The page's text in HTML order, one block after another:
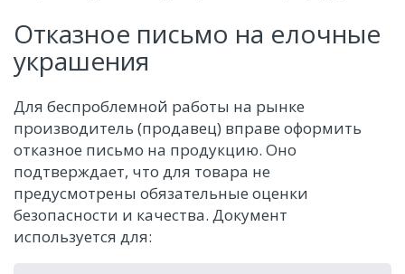
Отказное письмо на елочные
украшения
Для беспроблемной работы на рынке
производитель (продавец) вправе оформить
отказное письмо на продукцию. Оно
подтверждает, что для товара не
предусмотрены обязательные оценки
безопасности и качества. Документ
используется для: